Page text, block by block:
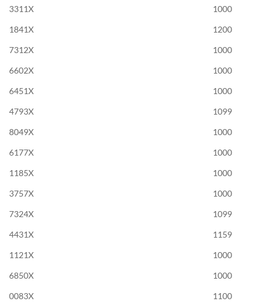
3311X
1000
1841X
1200
7312X
1000
6602X
1000
6451X
1000
4793X
1099
8049X
1000
6177X
1000
1185X
1000
3757X
1000
7324X
1099
4431X
1159
1121X
1000
6850X
1000
0083X
1100